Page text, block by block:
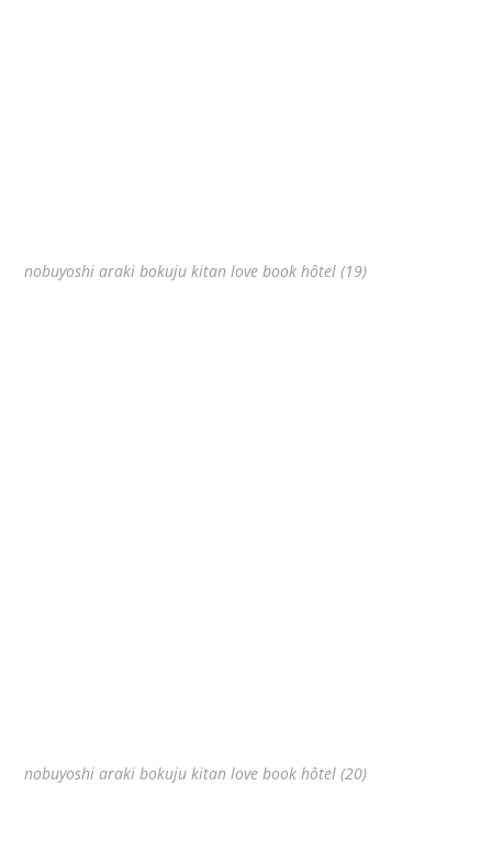
nobuyoshi araki bokuju kitan love book hôtel (19)
nobuyoshi araki bokuju kitan love book hôtel (20)